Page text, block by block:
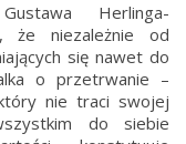
Herlinga-
że niezależnie od
się nawet do
o przetrwanie –
nie traci swojej
do siebie